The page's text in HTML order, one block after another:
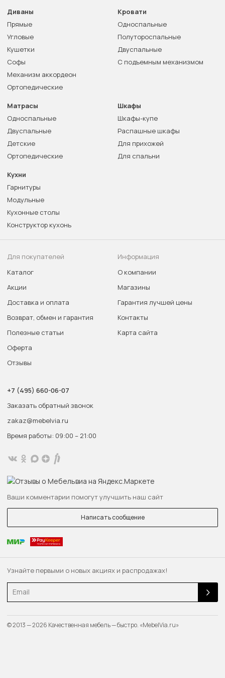
Узнайте первыми о новых акциях и распродажах!
Email
Диваны
Прямые
Угловые
Кушетки
Софы
Механизм аккордеон
Ортопедические
Кровати
Односпальные
Полутороспальные
Двуспальные
С подъемным механизмом
Матрасы
Односпальные
Двуспальные
Детские
Ортопедические
Шкафы
Шкафы-купе
Распашные шкафы
Для прихожей
Для спальни
Кухни
Гарнитуры
Модульные
Кухонные столы
Конструктор кухонь
Для покупателей
Каталог
Акции
Доставка и оплата
Возврат, обмен и гарантия
Полезные статьи
Оферта
Отзывы
Информация
О компании
Магазины
Гарантия лучшей цены
Контакты
Карта сайта
+7 (495) 660-06-07
Заказать обратный звонок
zakaz@mebelvia.ru
Время работы: 09:00 – 21:00
Ваши комментарии помогут улучшить наш сайт
Написать сообщение
© 2013 — 2026 Качественная мебель — быстро. «MebelVia.ru»